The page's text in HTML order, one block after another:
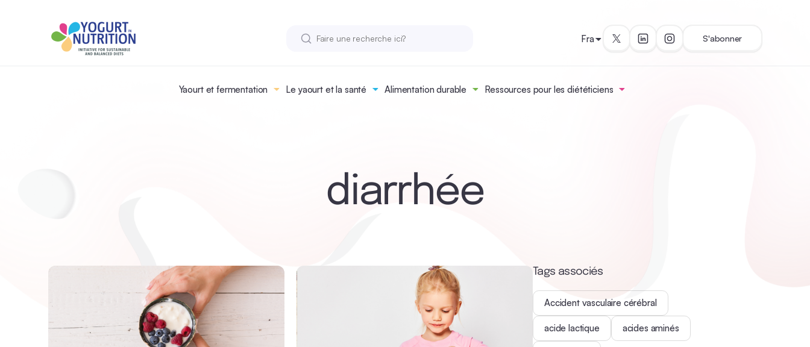
Yaourt et fermentation Le yaourt et la santé Alimentation durable Ressources pour les diététiciens
Fra S'abonner
diarrhée
Tags associés
Accident vasculaire cérébral
acide lactique acides aminés